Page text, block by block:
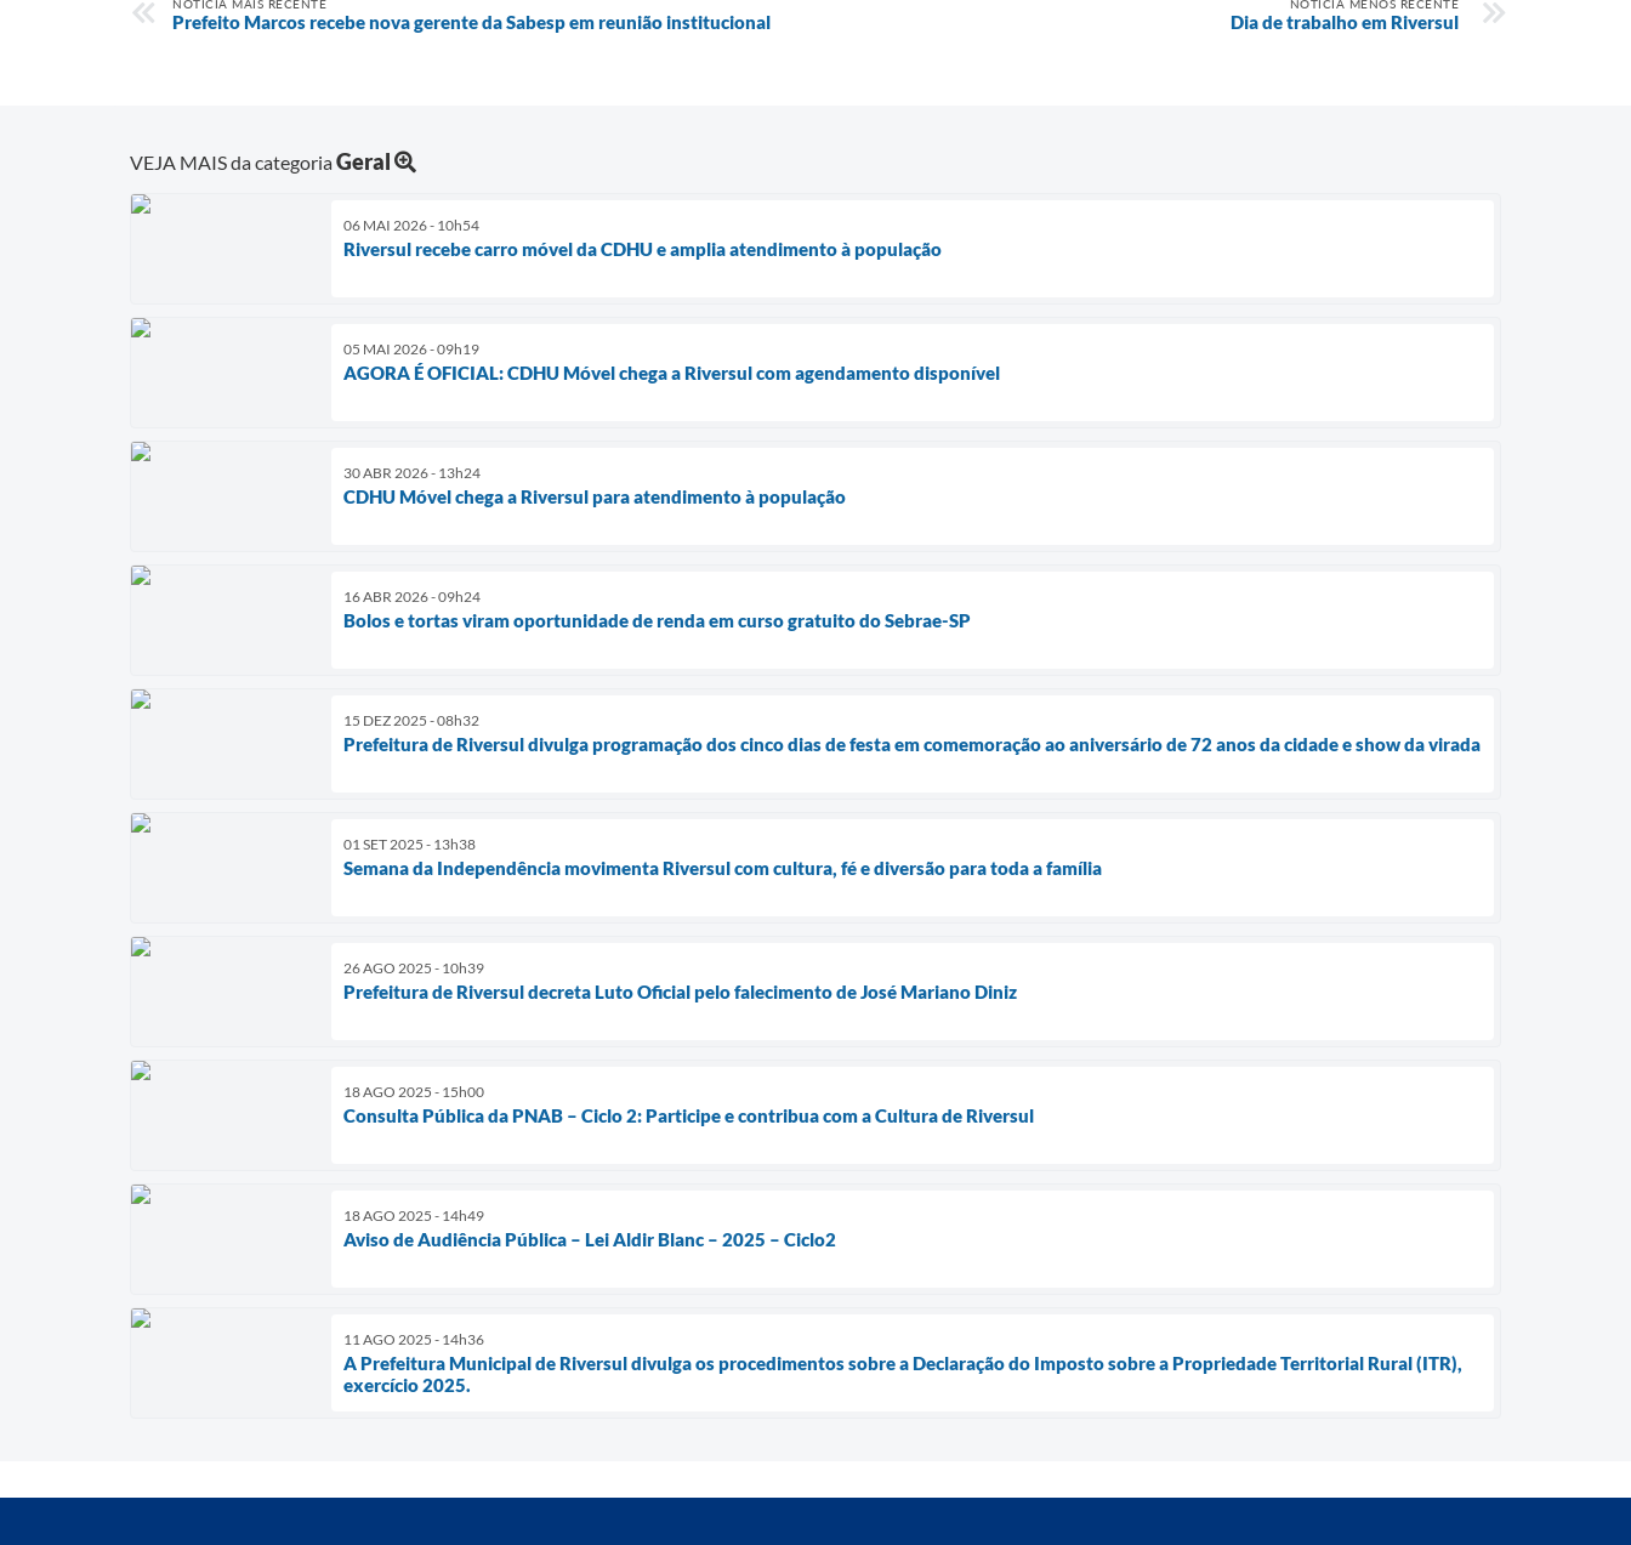
NOTÍCIA MAIS RECENTE
Prefeito Marcos recebe nova gerente da Sabesp em reunião institucional
NOTÍCIA MENOS RECENTE
Dia de trabalho em Riversul
VEJA MAIS da categoriaGeral
06 MAI 2026 - 10h54
Riversul recebe carro móvel da CDHU e amplia atendimento à população
05 MAI 2026 - 09h19
AGORA É OFICIAL: CDHU Móvel chega a Riversul com agendamento disponível
30 ABR 2026 - 13h24
CDHU Móvel chega a Riversul para atendimento à população
16 ABR 2026 - 09h24
Bolos e tortas viram oportunidade de renda em curso gratuito do Sebrae-SP
15 DEZ 2025 - 08h32
Prefeitura de Riversul divulga programação dos cinco dias de festa em comemoração ao aniversário de 72 anos da cidade e show da virada
01 SET 2025 - 13h38
Semana da Independência movimenta Riversul com cultura, fé e diversão para toda a família
26 AGO 2025 - 10h39
Prefeitura de Riversul decreta Luto Oficial pelo falecimento de José Mariano Diniz
18 AGO 2025 - 15h00
Consulta Pública da PNAB – Ciclo 2: Participe e contribua com a Cultura de Riversul
18 AGO 2025 - 14h49
Aviso de Audiência Pública – Lei Aldir Blanc – 2025 – Ciclo2
11 AGO 2025 - 14h36
A Prefeitura Municipal de Riversul divulga os procedimentos sobre a Declaração do Imposto sobre a Propriedade Territorial Rural (ITR),
exercício 2025.